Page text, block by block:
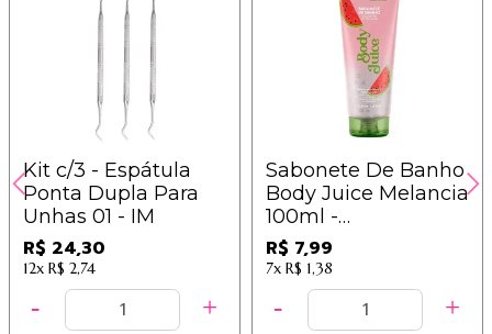
Kit c/3 - Espátula
Ponta Dupla Para
Unhas 01 - IM
R$ 24,30
12x R$ 2,74
Sabonete De Banho
Body Juice Melancia
100ml -
Dermachem
R$ 7,99
7x R$ 1,38